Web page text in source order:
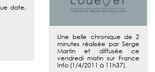
date,
Une belle chronique de 2
minutes réalisée par Serge
Martin et diffusée ce
vendredi matin sur France
Info (1/4/2011 à 11h37).